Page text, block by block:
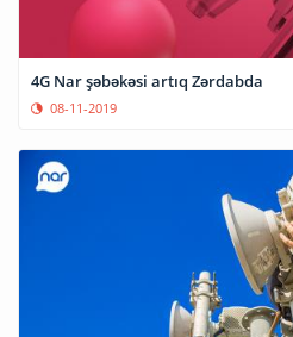
4G Nar şəbəkəsi artıq Zərdabda
08-11-2019